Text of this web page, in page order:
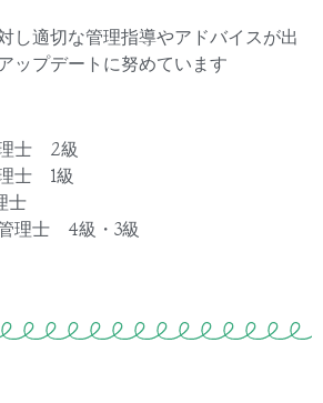
し適切な管理指導やアドバイスが出
ップデートに努めています
士 2級
士 1級
士
理士 4級・ 3級